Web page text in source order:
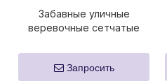
Забавные уличные
веревочные сетчатые
в тренажерном зале
Запросить